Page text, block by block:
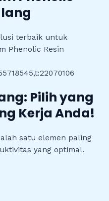
terbaik untuk
Phenolic Resin
Pilih yang
Kerja Anda!
satu elemen paling
yang optimal.